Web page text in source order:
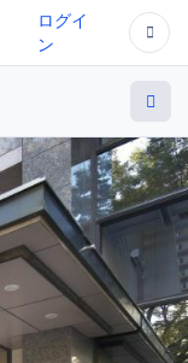
ログイ
ン